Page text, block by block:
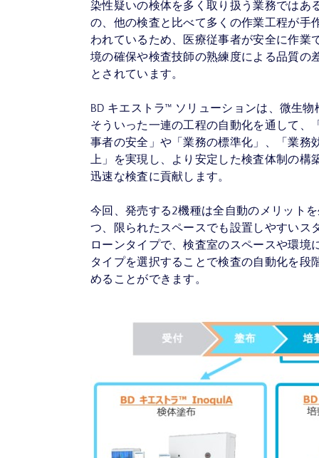
染性疑いの検体を多く取り扱う業務ではあ
の、他の検査と比べて多くの作業工程が手
われているため、医療従事者が安全に作業
境の確保や検査技師の熟練度による品質の
とされています。
BD キエストラ™ ソリューションは、微生物
そういった一連の工程の自動化を通して、
事者の安全」や「業務の標準化」、「業務
上」を実現し、より安定した検査体制の構
迅速な検査に貢献します。
今回、発売する2機種は全自動のメリット
つ、限られたスペースでも設置しやすいス
ローンタイプで、検査室のスペースや環境
タイプを選択することで検査の自動化を段
めることができます。